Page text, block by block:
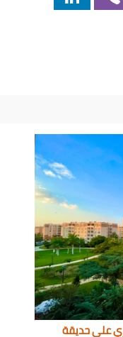
على حديقة